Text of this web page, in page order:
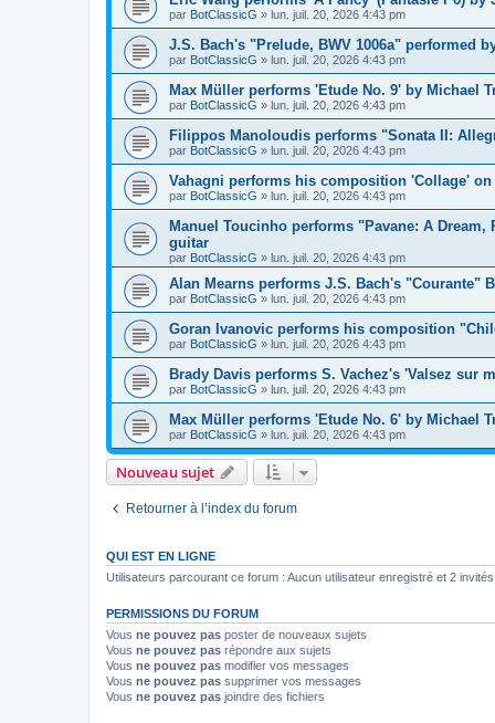
par BotClassicG » lun. juil. 20, 2026 4:43 pm
J.S. Bach's "Prelude, BWV 1006a" performed
par BotClassicG » lun. juil. 20, 2026 4:43 pm
Max Müller performs 'Etude No. 9' by Michael
par BotClassicG » lun. juil. 20, 2026 4:43 pm
Filippos Manoloudis performs "Sonata II:
par BotClassicG » lun. juil. 20, 2026 4:43 pm
Vahagni performs his composition 'Collage'
par BotClassicG » lun. juil. 20, 2026 4:43 pm
Manuel Toucinho performs "Pavane: A
guitar
par BotClassicG » lun. juil. 20, 2026 4:43 pm
Alan Mearns performs J.S. Bach's "Courante"
par BotClassicG » lun. juil. 20, 2026 4:43 pm
Goran Ivanovic performs his composition
par BotClassicG » lun. juil. 20, 2026 4:43 pm
Brady Davis performs S. Vachez's 'Valsez sur
par BotClassicG » lun. juil. 20, 2026 4:43 pm
Max Müller performs 'Etude No. 6' by Michael
par BotClassicG » lun. juil. 20, 2026 4:43 pm
Nouveau sujet
Retourner à l’index du forum
QUI EST EN LIGNE
Utilisateurs parcourant ce forum : Aucun utilisateur enregistré et 2 invités
PERMISSIONS DU FORUM
Vous ne pouvez pas poster de nouveaux sujets
Vous ne pouvez pas répondre aux sujets
Vous ne pouvez pas modifier vos messages
Vous ne pouvez pas supprimer vos messages
Vous ne pouvez pas joindre des fichiers